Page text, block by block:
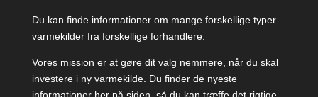
Du kan finde informationer om mange forskellige typer
varmekilder fra forskellige forhandlere.
Vores mission er at gøre dit valg nemmere, når du skal
investere i ny varmekilde. Du finder de nyeste
informationer her på siden, så du kan træffe det rigtige